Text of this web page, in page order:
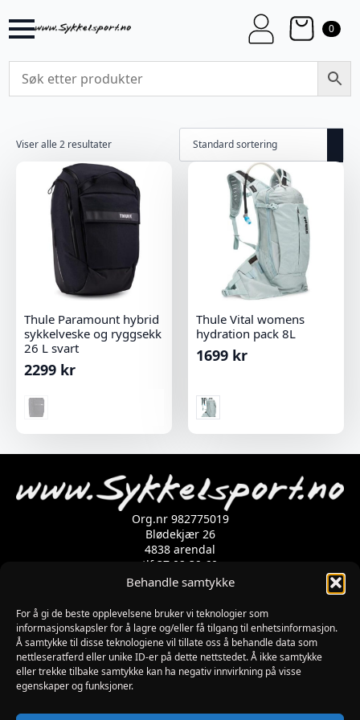
Behandle samtykke
For å gi de beste opplevelsene bruker vi teknologier som
informasjonskapsler for å lagre og/eller få tilgang til enhetsinformasjon.
Å samtykke til disse teknologiene vil tillate oss å behandle data som
nettleseratferd eller unike ID-er på dette nettstedet. Å ikke samtykke
eller trekke tilbake samtykke kan ha negativ innvirkning på visse
egenskaper og funksjoner.
0
Viser alle 2 resultater
Thule Paramount hybrid
sykkelveske og ryggsekk
26 L svart
2299 kr
Thule Vital womens
hydration pack 8L
1699 kr
Org.nr 982775019
Blødekjær 26
4838 arendal
tlf 37 02 39 60
Kontaktskjema
Åpningstider
MANDAG-FREDAG: 09:00-17:00
LØRDAG: 10:00-15:00
SØNDAG: STENGT
PÅSKEAFTEN OG PINSEAFTEN : 10:00-13:00